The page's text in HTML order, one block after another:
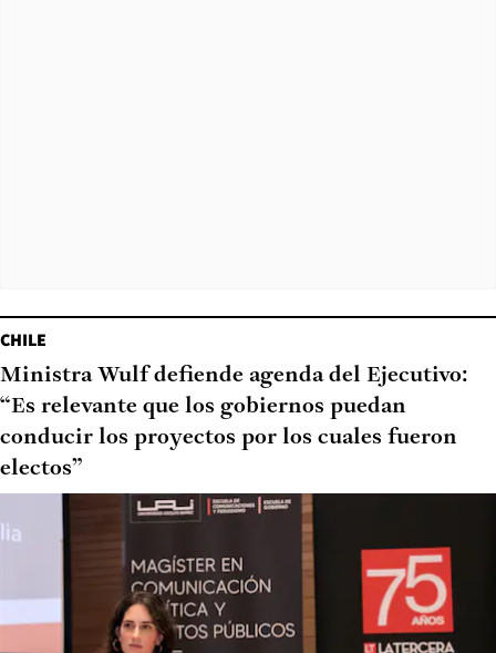
CHILE
Ministra Wulf defiende agenda del Ejecutivo:
“Es relevante que los gobiernos puedan
conducir los proyectos por los cuales fueron
electos”